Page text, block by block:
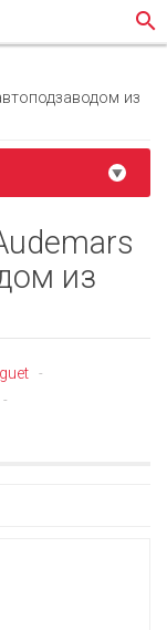
search
из
из
-
-